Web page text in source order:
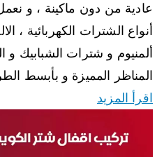
عادية من دون ماكينة ، و
أنواع الشترات الكهربائية ،
ألمنيوم و شترات الشبابيك و
المناظر المميزة و بأبسط
اقرأ المزيد